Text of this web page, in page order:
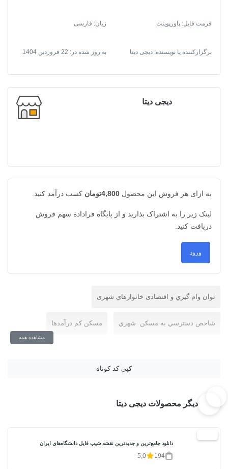
فرمت فایل: پاورپوینت زبان: فارسی
برگزارکننده یا نویسنده: دیجی دیتا به روز شده در: 22 فروردین 1404
دیجی دیتا
به ازای هر فروش این محصول 4,800تومان کسب درآمد کنید.
لینک زیر را به اشتراک بذارید و از پایگاه فراداده سهم فروش
دریافت کنید.
ورود
توان وام گيري و اقتصادی خانوارهاي شهری
شاخص دسترسي به مسكن شهري مسكن كم درآمدها
مشاهده همه
کپی کد کوتاه
دیگر محصولات دیجی دیتا
دانلود جامع‌ترین و جدیدترین نقشه شیپ فایل دانشگاه‌های ایران
194
5,0